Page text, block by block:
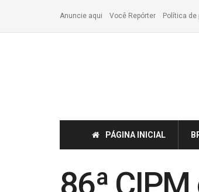
Anuncie aqui Você Repórter Política de
PÁGINA INICIAL